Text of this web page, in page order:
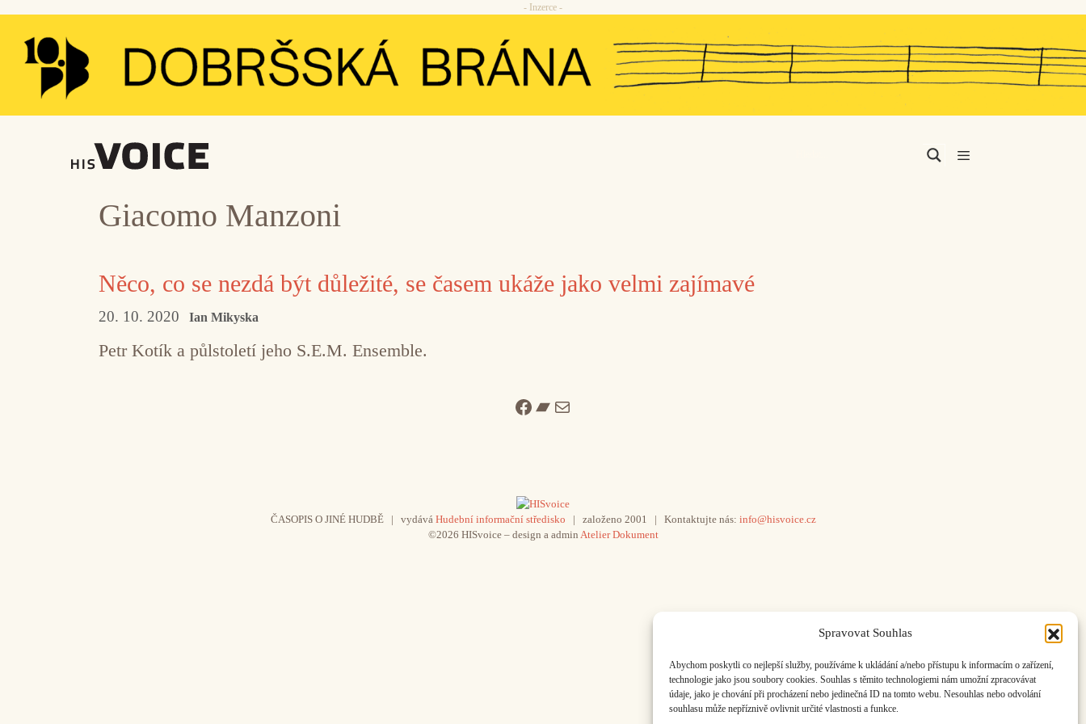
Spravovat Souhlas
Abychom poskytli co nejlepší služby, používáme k ukládání a/nebo přístupu k informacím o zařízení,
technologie jako jsou soubory cookies. Souhlas s těmito technologiemi nám umožní zpracovávat
údaje, jako je chování při procházení nebo jedinečná ID na tomto webu. Nesouhlas nebo odvolání
souhlasu může nepříznivě ovlivnit určité vlastnosti a funkce.
Přeskočit
obsah
- Inzerce -
Giacomo Manzoni
Něco, co se nezdá být důležité, se časem ukáže jako velmi zajímavé
20. 10. 2020 Ian Mikyska
Petr Kotík a půlstoletí jeho S.E.M. Ensemble.
Facebook
Bandcamp
Mail
ČASOPIS O JINÉ HUDBĚ | vydává Hudební informační středisko | založeno 2001 | Kontaktujte nás: info@hisvoice.cz
©2026 HISvoice – design a admin Atelier Dokument